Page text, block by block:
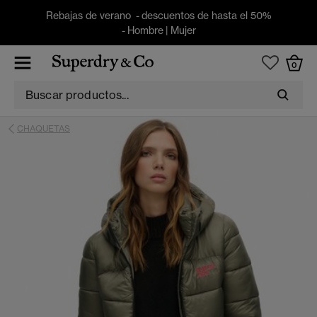
Rebajas de verano - descuentos de hasta el 50%
- Hombre| Mujer
0
CHAQUETAS